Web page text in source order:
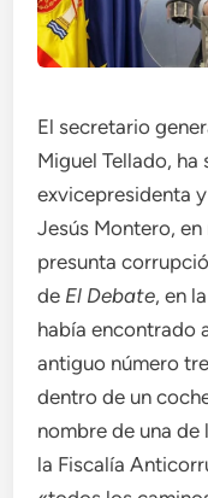
El secretario
Miguel Tellado,
exvicepresidenta
Jesús Montero,
presunta
de El Debate, en
había encontrado
antiguo número
dentro de un
nombre de una
la Fiscalía